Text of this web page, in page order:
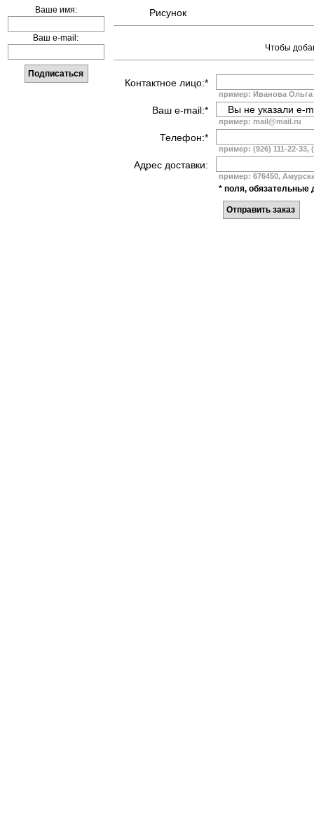
Ваше имя:
Ваш e-mail:
Рисунок
Чтобы
Контактное лицо:*
пример: Иванова Ольга
Ваш e-mail:*
пример: mail@mail.ru
Телефон:*
пример: (926) 111-22-33,
Адрес доставки:
пример: 676450,
* поля, обязательные